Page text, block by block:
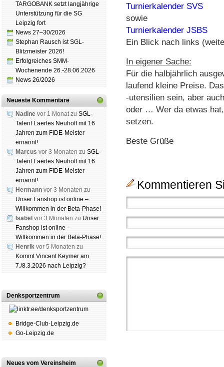
TARGOBANK setzt langjährige
Unterstützung für die SG
Leipzig fort
News 27–30/2026
Stephan Rausch ist SGL-
Blitzmeister 2026!
Erfolgreiches SMM-
Wochenende 26.-28.06.2026
News 26/2026
Neueste Kommentare
Nadine vor 1 Monat zu SGL-
Talent Laertes Neuhoff mit 16
Jahren zum FIDE-Meister
ernannt!
Marcus vor 3 Monaten zu SGL-
Talent Laertes Neuhoff mit 16
Jahren zum FIDE-Meister
ernannt!
Hermann vor 3 Monaten zu
Unser Fanshop ist online –
Willkommen in der Beta-Phase!
Isabel vor 3 Monaten zu Unser
Fanshop ist online –
Willkommen in der Beta-Phase!
Henrik vor 5 Monaten zu
Kommt Vincent Keymer am
7./8.3.2026 nach Leipzig?
Denksportzentrum
Bridge-Club-Leipzig.de
Go-Leipzig.de
Neues vom Vereinsheim
Turnierkalender SVS
sowie
Turnierkalender JSBS
Ein Blick nach links
In eigener Sache:
Für die halbjährlich
laufend kleine Preise.
-utensilien sein, aber
oder … Wer da etwas
setzen.
Beste Grüße
Kommentieren